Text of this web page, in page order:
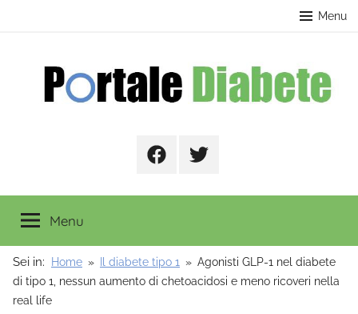
Menu
FacebookTwitter
Menu
Sei in: Home Il diabete tipo 1
Agonisti GLP-1 nel diabete
di tipo 1, nessun aumento di chetoacidosi e meno ricoveri nella
real life